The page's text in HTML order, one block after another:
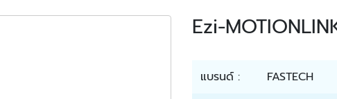
Ezi-
แบรนด์ :
FASTECH